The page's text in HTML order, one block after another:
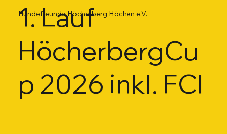
1. Lauf
HöcherbergCu
p 2026 inkl. FCI
Hundefreunde Höcherberg Höchen e.V.